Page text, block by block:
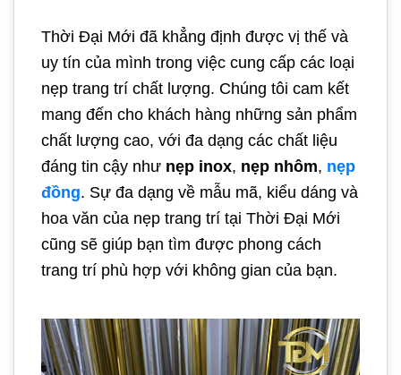
Thời Đại Mới đã khẳng định được vị thế và
uy tín của mình trong việc cung cấp các loại
nẹp trang trí chất lượng. Chúng tôi cam kết
mang đến cho khách hàng những sản phẩm
chất lượng cao, với đa dạng các chất liệu
đáng tin cậy như nẹp inox, nẹp nhôm, nẹp
đồng. Sự đa dạng về mẫu mã, kiểu dáng và
hoa văn của nẹp trang trí tại Thời Đại Mới
cũng sẽ giúp bạn tìm được phong cách
trang trí phù hợp với không gian của bạn.